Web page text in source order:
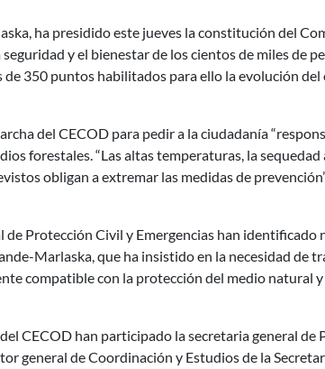
ha presidido este jueves la constitución del
y el bienestar de los cientos de miles de
de 350 puntos habilitados para ello la evolución
del CECOD para pedir a la ciudadanía
forestales. “Las altas temperaturas, la
obligan a extremar las medidas de
de Protección Civil y Emergencias han
Marlaska, que ha insistido en la necesidad de
compatible con la protección del medio natural
CECOD han participado la secretaria general
general de Coordinación y Estudios de la